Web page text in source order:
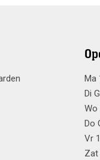
Ma
Di
Wo
Do
Vr
Zat